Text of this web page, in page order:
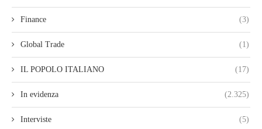
Finance (3)
Global Trade (1)
IL POPOLO ITALIANO (17)
In evidenza (2.325)
Interviste (5)